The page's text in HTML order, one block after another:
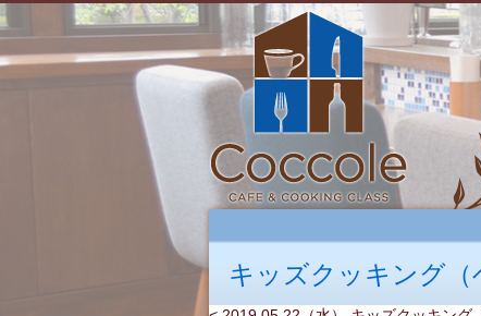
キッズクッキング（